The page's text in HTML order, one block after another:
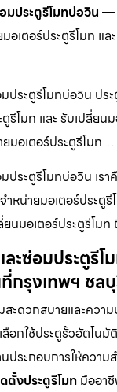
มประตูรีโมทบ่อวิน —
อเตอร์ประตูรีโมท แล
ประตูรีโมทบ่อวิน ปร
รีโมท และ รับเปลี่ยน
ยมอเตอร์ประตูรีโมท…
ประตูรีโมทบ่อวิน เรา
หน่ายมอเตอร์ประตูรี
นมอเตอร์ประตูรีโมท
ะซ่อมประตูรีโ
รุงเทพฯ ชลบุ
ะดวกสบายและควา
อกใช้ประตูรั้วอัตโนมั
นประกอบการให้คว
ตั้งประตูรีโมท มืออา